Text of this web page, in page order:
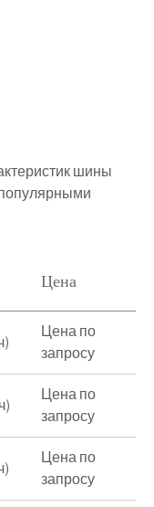
шины
популярными
Цена
Цена по
запросу
Цена по
запросу
Цена по
запросу